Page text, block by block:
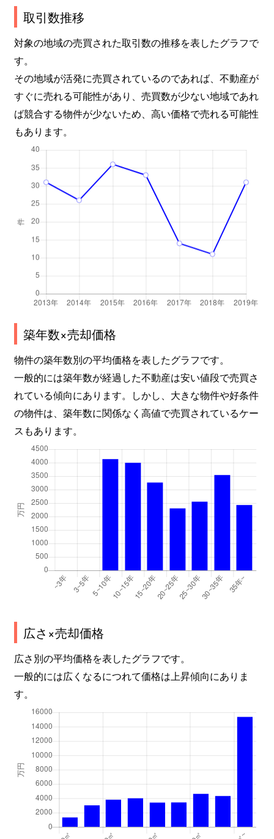
取引数推移
対象の地域の売買された取引数の推移を表したグラフで
す。
その地域が活発に売買されているのであれば、不動産が
すぐに売れる可能性があり、売買数が少ない地域であれ
ば競合する物件が少ないため、高い価格で売れる可能性
もあります。
築年数×売却価格
物件の築年数別の平均価格を表したグラフです。
一般的には築年数が経過した不動産は安い値段で売買さ
れている傾向にあります。しかし、大きな物件や好条件
の物件は、築年数に関係なく高値で売買されているケー
スもあります。
広さ×売却価格
広さ別の平均価格を表したグラフです。
一般的には広くなるにつれて価格は上昇傾向にありま
す。